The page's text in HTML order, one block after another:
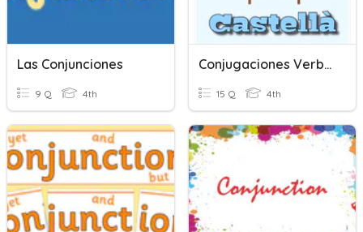
Las Conjunciones
9 Q 4th
Conjugaciones Verbales.
15 Q 4th